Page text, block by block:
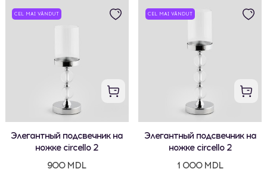
CEL MAI VÂNDUT
Элегантный подсвечник на
ножке circello 2
900 MDL
CEL MAI VÂNDUT
Элегантный подсвечник на
ножке circello 2
1 000 MDL